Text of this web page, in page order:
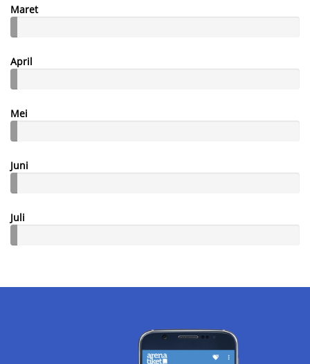
Maret
April
Mei
Juni
Juli